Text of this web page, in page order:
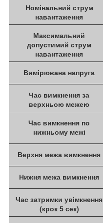
Номінальний струм
навантаження
Максимальний
допустимий струм
навантаження
Вимірювана напруга
Час вимкнення за
верхньою межею
Час вимкнення по
нижньому межі
Верхня межа вимкнення
Нижня межа вимкнення
Час затримки увімкнення
(крок 5 сек)